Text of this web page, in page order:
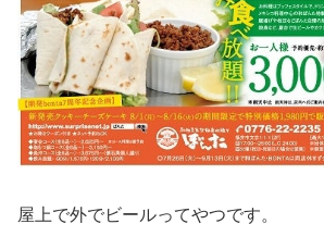
屋上で外でビールってやつです。